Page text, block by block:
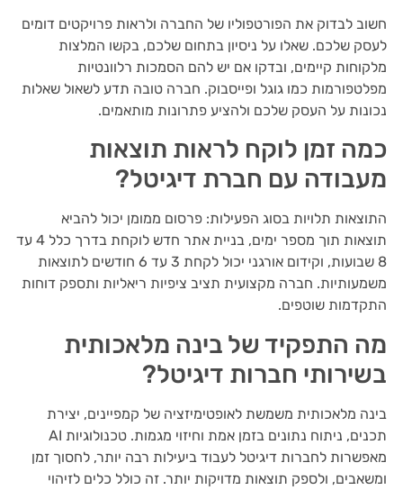
חשוב לבדוק את הפורטפוליו של החברה ולראות פרויקטים דומים
לעסק שלכם. שאלו על ניסיון בתחום שלכם, בקשו המלצות
מלקוחות קיימים, ובדקו אם יש להם הסמכות רלוונטיות
מפלטפורמות כמו גוגל ופייסבוק. חברה טובה תדע לשאול שאלות
נכונות על העסק שלכם ולהציע פתרונות מותאמים.
כמה זמן לוקח לראות תוצאות
מעבודה עם חברת דיגיטל?
התוצאות תלויות בסוג הפעילות: פרסום ממומן יכול להביא
תוצאות תוך מספר ימים, בניית אתר חדש לוקחת בדרך כלל 4 עד
8 שבועות, וקידום אורגני יכול לקחת 3 עד 6 חודשים לתוצאות
משמעותיות. חברה מקצועית תציב ציפיות ריאליות ותספק דוחות
התקדמות שוטפים.
מה התפקיד של בינה מלאכותית
בשירותי חברות דיגיטל?
בינה מלאכותית משמשת לאופטימיזציה של קמפיינים, יצירת
תכנים, ניתוח נתונים בזמן אמת וחיזוי מגמות. טכנולוגיות AI
מאפשרות לחברות דיגיטל לעבוד ביעילות רבה יותר, לחסוך זמן
ומשאבים, ולספק תוצאות מדויקות יותר. זה כולל כלים לזיהוי